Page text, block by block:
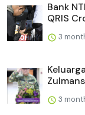
Bank
QRIS
3
3